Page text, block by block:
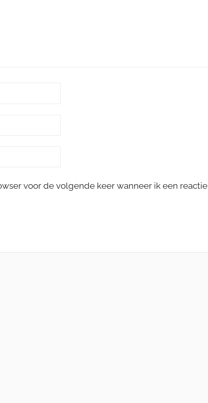
voor de volgende keer wanneer ik een reactie